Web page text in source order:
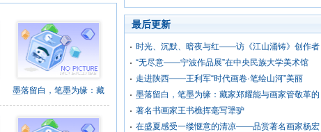
墨落留白，笔墨为缘：藏
最后更新
时光、沉默、暗夜与红——访《江山涌铸》创作者
“无尽意——宁波作品展”在中央民族大学美术馆
走进陕西——王利军“时代画卷·笔绘山河”美丽
墨落留白，笔墨为缘：藏家郑耀能与画家管敬革的
著名书画家王书樵挥毫写犟驴
在盛夏感受一缕惬意的清凉——品赏著名画家杨宏